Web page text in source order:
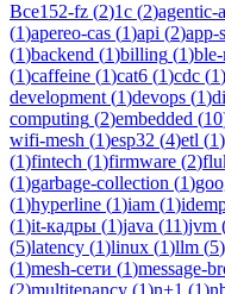
Все152-fz (2)1c (2)agentic-
(1)apereo-cas (1)api (2)app-
(1)backend (1)billing (1)ble-
(1)caffeine (1)cat6 (1)cdc (1)
development (1)devops (1)
computing (2)embedded (10
wifi-mesh (1)esp32 (4)etl (1)
(1)fintech (1)firmware (2)
(1)garbage-collection (1)
(1)hyperline (1)iam (1)
(1)it-кадры (1)java (11)jvm
(5)latency (1)linux (1)llm (5)
(1)mesh-сети (1)message-